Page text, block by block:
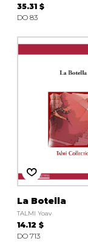
35.31 $
DO 83
La Botella
TALMI Yoav
14.12 $
DO 713